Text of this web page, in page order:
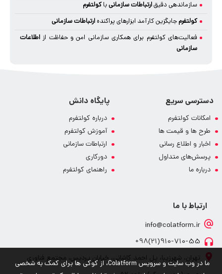
سازماندهی دقیقارتباطات سازمانیباکولتفرم
کولتفرم جایگزین کارآمد ابزارهای پراکنده ارتباطات سازمانی
فعالیت‌های کولتفرم برای همکاری سازمانی امن و حفاظت از اطلاعات
سازمانی
دسترسی سریع
امکانات کولتفرم
طرح ها و قیمت ها
اخبار و اطلاع رسانی
پرسش‌های متداول
درباره ما
پایگاه دانش
درباره کولتفرم
آموزش کولتفرم
ارتباطات سازمانی
دورکاری
راهنمای کولتفرم
ارتباط با ما
info@colatform.ir
910-710-55(21)98+
تهران، شهرزیبا، پل احمد کاشانی، خیابان پردیس، مجتمع فناوری
ما در وب سایت و سرویس Colatform، از کوکی ها برای کمک به شخصی